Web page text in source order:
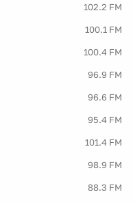
102.2 FM
100.1 FM
100.4 FM
96.9 FM
96.6 FM
95.4 FM
101.4 FM
98.9 FM
88.3 FM